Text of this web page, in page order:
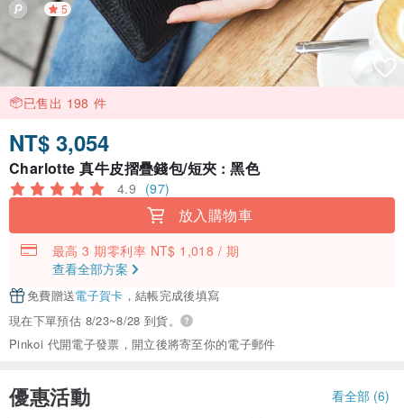
5
已售出 198 件
NT$ 3,054
Charlotte 真牛皮摺疊錢包/短夾 : 黑色
4.9 (97)
放入購物車
最高 3 期零利率 NT$ 1,018 / 期
查看全部方案
免費贈送電子賀卡 ，結帳完成後填寫
現在下單預估 8/23~8/28 到貨。
Pinkoi 代開電子發票，開立後將寄至你的電子郵件
優惠活動 看全部 (6)